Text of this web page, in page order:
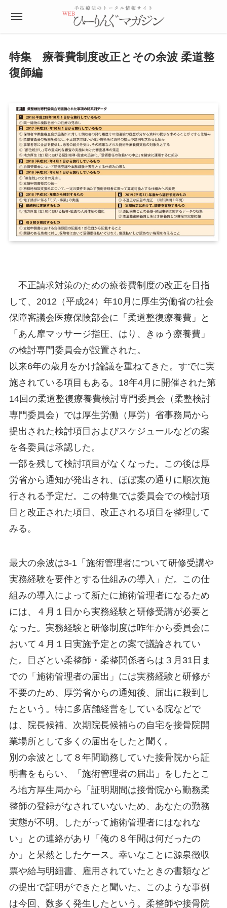
特集 療養費制度改正とその余波 柔道整
復師編
不正請求対策のための療養費制度の改正を目指
して、2012（平成24）年10月に厚生労働省の社会
保障審議会医療保険部会に「柔道整復療養費」と
「あん摩マッサージ指圧、はり、きゅう療養費」
の検討専門委員会が設置された。
以来6年の歳月をかけ論議を重ねてきた。すでに実
施されている項目もある。18年4月に開催された第
14回の柔道整復療養費検討専門委員会（柔整検討
専門委員会）では厚生労働（厚労）省事務局から
提出された検討項目およびスケジュールなどの案
を各委員は承認した。
一部を残して検討項目がなくなった。この後は厚
労省から通知が発出され、ほぼ案の通りに順次施
行される予定だ。この特集では委員会での検討項
目と改正された項目、改正される項目を整理して
みる。
最大の余波は3-1「施術管理者について研修受講や
実務経験を要件とする仕組みの導入」だ。この仕
組みの導入によって新たに施術管理者になるため
には、４月１日から実務経験と研修受講が必要と
なった。実務経験と研修制度は昨年から委員会に
おいて４月１日実施予定との案で議論されてい
た。目ざとい柔整師・柔整関係者らは３月31日ま
での「施術管理者の届出」には実務経験と研修が
不要のため、厚労省からの通知後、届出に殺到し
たという。特に多店舗経営をしている院などで
は、院長候補、次期院長候補らの自宅を接骨院開
業場所として多くの届出をしたと聞く。
別の余波として８年間勤務していた接骨院から証
明書をもらい、「施術管理者の届出」をしたとこ
ろ地方厚生局から「証明期間は接骨院から勤務柔
整師の登録がなされていないため、あなたの勤務
実態が不明。したがって施術管理者にはなれな
い」との連絡があり「俺の８年間は何だったの
か」と呆然としたケース。幸いなことに源泉徴収
票や給与明細書、雇用されていたときの書類など
の提出で証明ができたと聞いた。このような事例
は今回、数多く発生したという。柔整師や接骨院